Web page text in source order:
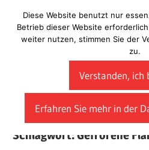
Inhalt
springen
Schlagwort:Gefrorene
Diese Website benutzt nur
Betrieb dieser Website
weiter nutzen, stimmen Sie der
zu.
Verstanden, ich
Erfahren Sie mehr in der